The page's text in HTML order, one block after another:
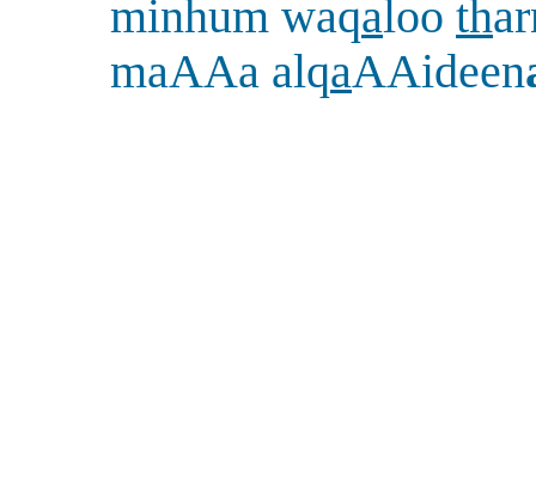
minhum waqaloo th
maAAa alqaAAideen